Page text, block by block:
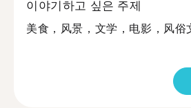
이야기하고 싶은 주제
美食，风景，文学，电影，风俗